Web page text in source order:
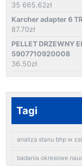
35 665.62zł
Karcher adapter 6
87.70zł
PELLET DRZEWNY
5907710920008
36.50zł
Tagi
analiza stanu bhp w
badania okresowe